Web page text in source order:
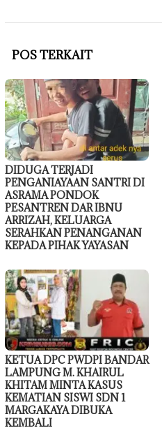
POS TERKAIT
DIDUGA TERJADI
PENGANIAYAAN SANTRI DI
ASRAMA PONDOK
PESANTREN DAR IBNU
ARRIZAH, KELUARGA
SERAHKAN PENANGANAN
KEPADA PIHAK YAYASAN
KETUA DPC PWDPI BANDAR
LAMPUNG M. KHAIRUL
KHITAM MINTA KASUS
KEMATIAN SISWI SDN 1
MARGAKAYA DIBUKA
KEMBALI